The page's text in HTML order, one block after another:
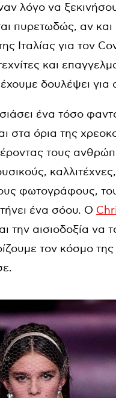
λόγο να
πυρετωδώς, αν και
Ιταλίας για τον
και
δουλέψει για
ένα τόσο
στα όρια της
τους
φωτογράφους,
ένα σόου. Ο
αισιοδοξία να
τον κόσμο